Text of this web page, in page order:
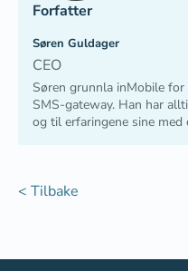
Forfatter
Søren Guldager
CEO
Søren grunnla inMobile
SMS-gateway. Han har
og til erfaringene sine med
< Tilbake